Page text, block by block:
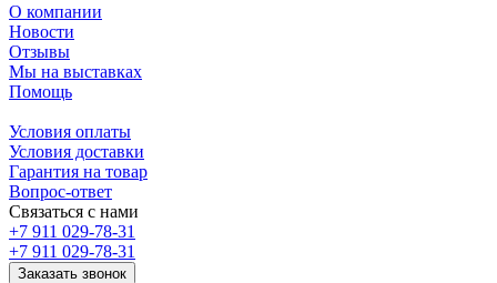
О компании
Новости
Отзывы
Мы на выставках
Помощь
Условия оплаты
Условия доставки
Гарантия на товар
Вопрос-ответ
Связаться с нами
+7 911 029-78-31
+7 911 029-78-31
Заказать звонок